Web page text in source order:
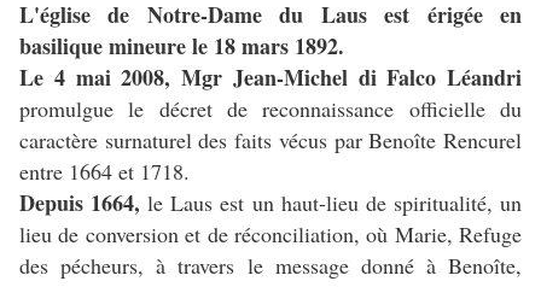
L'église de Notre-Dame du Laus est érigée en
basilique mineure le 18 mars 1892.
Le 4 mai 2008, Mgr Jean-Michel di Falco Léandri
promulgue le décret de reconnaissance officielle du
caractère surnaturel des faits vécus par Benoîte Rencurel
entre 1664 et 1718.
Depuis 1664,le Laus est un haut-lieu de spiritualité, un
lieu de conversion et de réconciliation, où Marie, Refuge
des pécheurs, à travers le message donné à Benoîte,